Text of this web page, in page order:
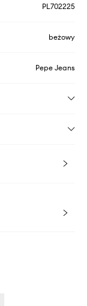
PL702225
beżowy
Pepe Jeans